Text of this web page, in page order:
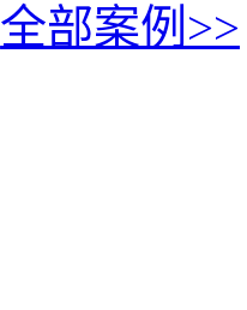
全部案例>>